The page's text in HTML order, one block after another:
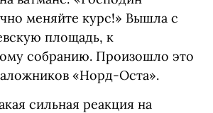
меняйте курс!» Вышла с
площадь, к
собранию. Произошло это
«Норд-Оста».
сильная реакция на